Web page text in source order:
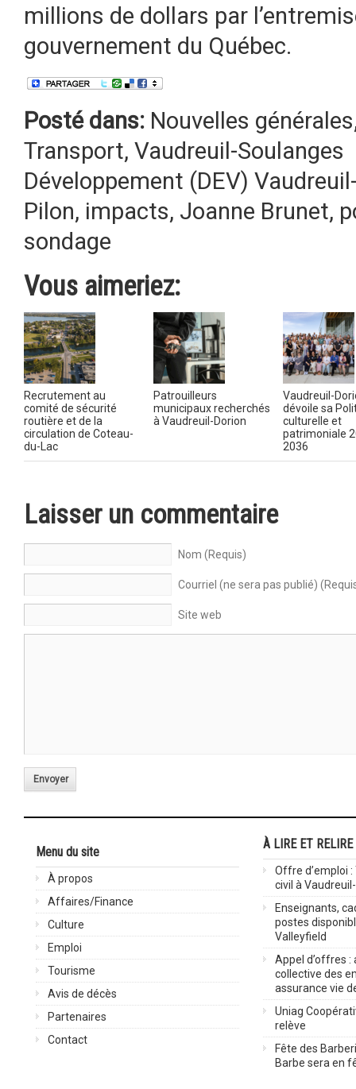
millions de dollars par
gouvernement du Québec.
Posté dans: Nouvelles générales
Transport, Vaudreuil-Soulanges
Développement (DEV)
Pilon, impacts, Joanne Brunet,
sondage
Vous aimeriez:
Recrutement au
comité de sécurité
routière et de la
circulation de Coteau-
du-Lac
Patrouilleurs
municipaux recherchés
à Vaudreuil-Dorion
Vaudreuil-
dévoile sa
culturelle et
patrimoniale
2036
Laisser un commentaire
Nom (Requis)
Courriel (ne sera pas publié)
Site web
Envoyer
Menu du site
À propos
Affaires/Finance
Culture
Emploi
Tourisme
Avis de décès
Partenaires
Contact
À LIRE ET RELIRE
Offre d’emploi
civil à
Enseignants,
postes
Valleyfield
Appel d’offres :
collective des
assurance vie
Uniag
relève
Fête des
Barbe sera en